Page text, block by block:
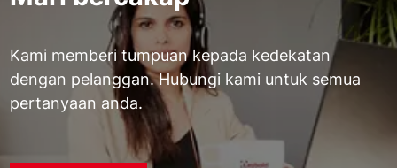
Kami memberi tumpuan kepada kedekatan
dengan pelanggan. Hubungi kami untuk semua
pertanyaan anda.